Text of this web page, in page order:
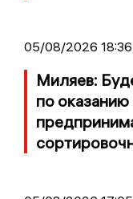
05/08/2026 18:36
Миляев:
по